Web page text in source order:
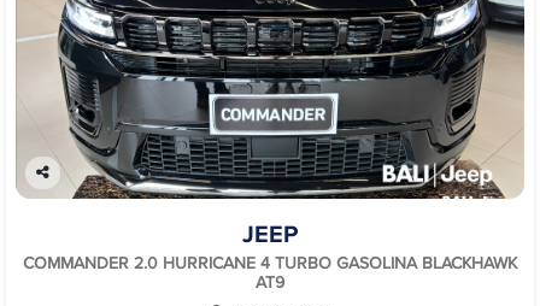
Co
lhe
JEEP
COMMANDER 2.0 HURRICANE 4 TURBO GASOLINA BLACKHAWK
AT9